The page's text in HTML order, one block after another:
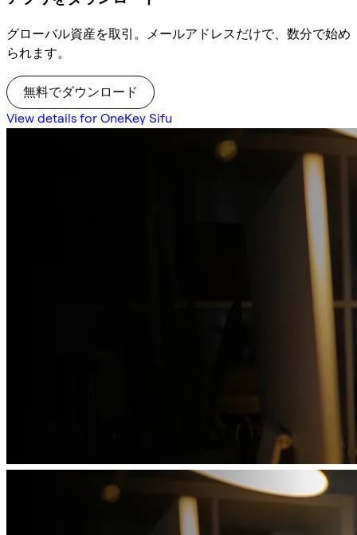
グローバル資産を取引。メールアドレスだけで、数分で始め
られます。
無料でダウンロード
View details for OneKey Sifu